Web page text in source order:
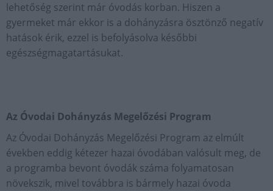
lehetőség szerint már óvodás korban. Hiszen a
gyermeket már ekkor is a dohányzásra ösztönző negatív
hatások érik, ezzel is befolyásolva későbbi
egészségmagatartásukat.
Az Óvodai Dohányzás Megelőzési Program
Az Óvodai Dohányzás Megelőzési Program az elmúlt
években eddig kétezer hazai óvodában valósult meg, de
a programba bevont óvodák száma folyamatosan
növekszik, mivel továbbra is bármely hazai óvoda